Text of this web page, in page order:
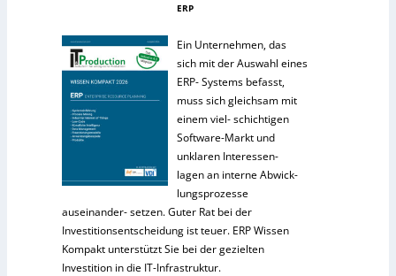
ERP
Ein Unternehmen, das
sich mit der Auswahl eines
ERP- Systems befasst,
muss sich gleichsam mit
einem viel- schichtigen
Software-Markt und
unklaren Interessen-
lagen an interne Abwick-
lungsprozesse
auseinander- setzen. Guter Rat bei der
Investitionsentscheidung ist teuer. ERP Wissen
Kompakt unterstützt Sie bei der gezielten
Investition in die IT-Infrastruktur.